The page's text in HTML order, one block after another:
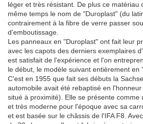
léger et très résistant. De plus ce matériau
même temps le nom de "Duroplast" (du
contrairement à la fibre de verre passer
d'emboutissage.
Les panneaux en "Duroplast" ont fait leur
avec les capots des derniers exemplaires
est satisfait de l'expérience et l'on
le début, le modèle suivant entièrement en
C'est en 1955 que fait ses débuts la
automobile avait été rebaptisé en
situé à proximité). Elle se présente comme
et très moderne pour l'époque avec sa
et est basée sur le châssis de l'IFA F8.